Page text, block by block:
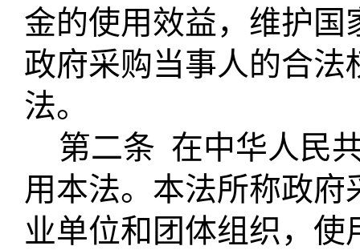
金的使用效益，维护
政府采购当事人的合
法。
第二条 在中华人民
用本法。本法所称政
业单位和团体组织，